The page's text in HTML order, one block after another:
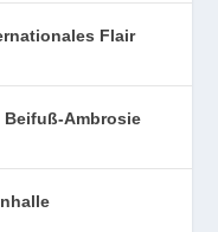
Flair
Ambrosie